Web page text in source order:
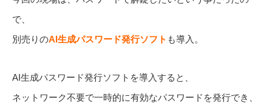
で、
別売りのAI生成パスワード発行ソフト も導入。
AI生成パスワード発行ソフトを導入すると、
ネットワーク不要で一時的に有効なパスワードを発行でき、